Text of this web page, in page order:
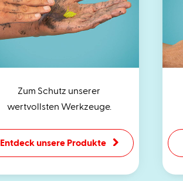
Zum Schutz unserer
wertvollsten Werkzeuge.
Entdeck unsere Produkte